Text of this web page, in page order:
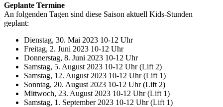
Geplante Termine
An folgenden Tagen sind diese Saison aktuell Kids-Stunden
geplant:
Dienstag, 30. Mai 2023 10-12 Uhr
Freitag, 2. Juni 2023 10-12 Uhr
Donnerstag, 8. Juni 2023 10-12 Uhr
Samstag, 5. August 2023 10-12 Uhr (Lift 2)
Samstag, 12. August 2023 10-12 Uhr (Lift 1)
Sonntag, 20. August 2023 10-12 Uhr (Lift 2)
Mittwoch, 23. August 2023 10-12 Uhr (Lift 1)
Samstag, 1. September 2023 10-12 Uhr (Lift 1)